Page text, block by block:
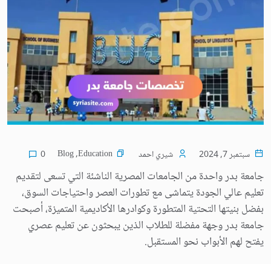
سبتمبر 7, 2024 شيري احمد Education
,
Blog
0
جامعة بدر واحدة من الجامعات المصرية الناشئة التي تسعى لتقديم
تعليم عالي الجودة يتماشى مع تطورات العصر واحتياجات السوق،
بفضل بنيتها التحتية المتطورة وكوادرها الأكاديمية المتميزة، أصبحت
جامعة بدر وجهة مفضلة للطلاب الذين يبحثون عن تعليم عصري
يفتح لهم الأبواب نحو المستقبل.